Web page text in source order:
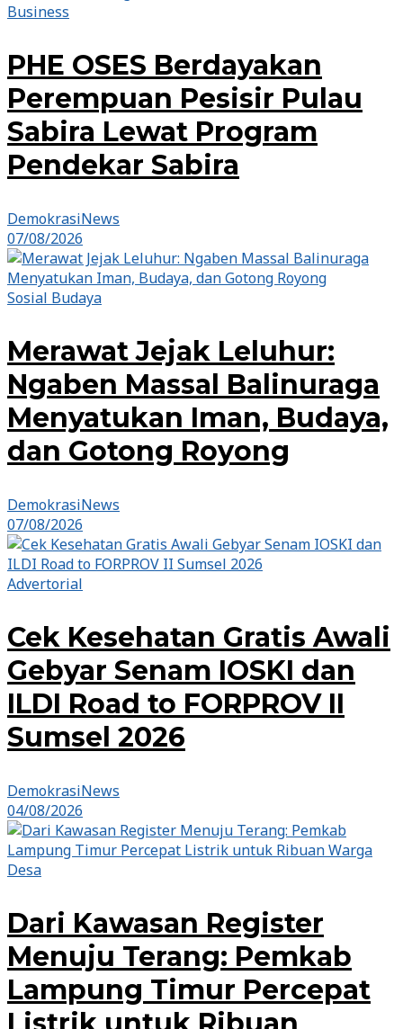
Business
PHE OSES Berdayakan
Perempuan Pesisir Pulau
Sabira Lewat Program
Pendekar Sabira
DemokrasiNews
07/08/2026
Sosial Budaya
Merawat Jejak Leluhur:
Ngaben Massal Balinuraga
Menyatukan Iman, Budaya,
dan Gotong Royong
DemokrasiNews
07/08/2026
Advertorial
Cek Kesehatan Gratis Awali
Gebyar Senam IOSKI dan
ILDI Road to FORPROV II
Sumsel 2026
DemokrasiNews
04/08/2026
Desa
Dari Kawasan Register
Menuju Terang: Pemkab
Lampung Timur Percepat